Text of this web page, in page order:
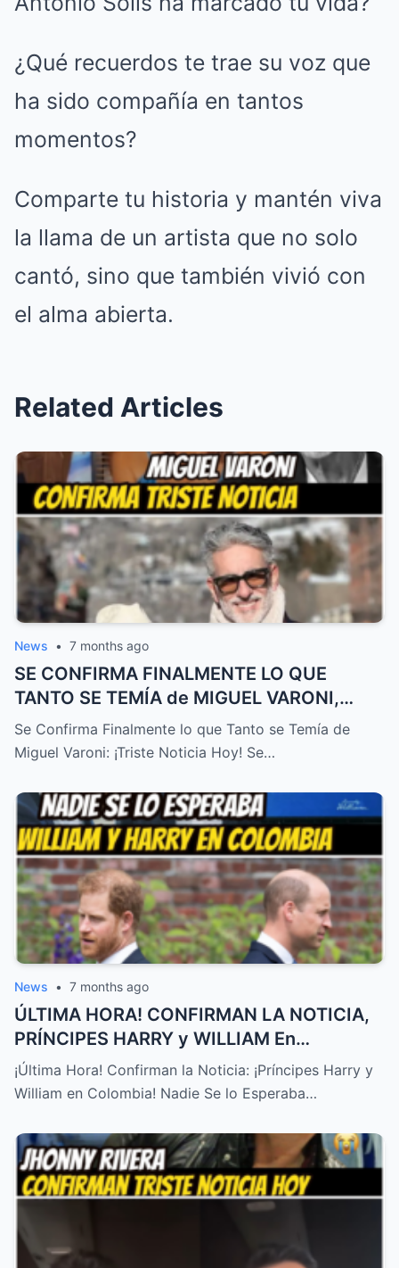
¿Qué recuerdos te trae su voz que
ha sido compañía en tantos
momentos?
Comparte tu historia y mantén viva
la llama de un artista que no solo
cantó, sino que también vivió con
el alma abierta.
Related Articles
News • 7 months ago
SE CONFIRMA FINALMENTE LO QUE
TANTO SE TEMÍA de MIGUEL VARONI,
TRISTE NOTICIA HOY! – HTT
Se Confirma Finalmente lo que Tanto se Temía de
Miguel Varoni: ¡Triste Noticia Hoy! Se…
News • 7 months ago
ÚLTIMA HORA! CONFIRMAN LA NOTICIA,
PRÍNCIPES HARRY y WILLIAM En
COLOMBIA! NADIE SE LO ESPERABA – HTT
¡Última Hora! Confirman la Noticia: ¡Príncipes Harry y
William en Colombia! Nadie Se lo Esperaba…